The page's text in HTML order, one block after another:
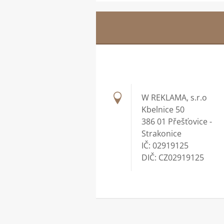
W REKLAMA, s.r.o
Kbelnice 50
386 01 Přešťovice -
Strakonice
IČ: 02919125
DIČ: CZ02919125